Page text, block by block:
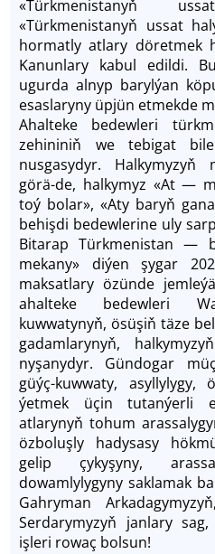
«Türkmenistanyň
«Türkmenistanyň ussat
hormatly atlary döretmek
Kanunlary kabul edildi.
ugurda alnyp barylýan
esaslaryny üpjün etmekde
Ahalteke bedewleri
zehininiň we tebigat
nusgasydyr. Halkymyzyň
görä-de, halkymyz «At —
toý bolar», «Aty baryň
behişdi bedewlerine uly
Bitarap Türkmenistan —
mekany» diýen şygar
maksatlary özünde
ahalteke bedewleri
kuwwatynyň, ösüşiň täze
gadamlarynyň,
nyşanydyr. Gündogar
güýç-kuwwaty, asyllylygy,
ýetmek üçin tutanýerli
atlarynyň tohum
özboluşly hadysasy
gelip çykyşyny,
dowamlylygyny saklamak
Gahryman
Serdarymyzyň janlary
işleri rowaç bolsun!